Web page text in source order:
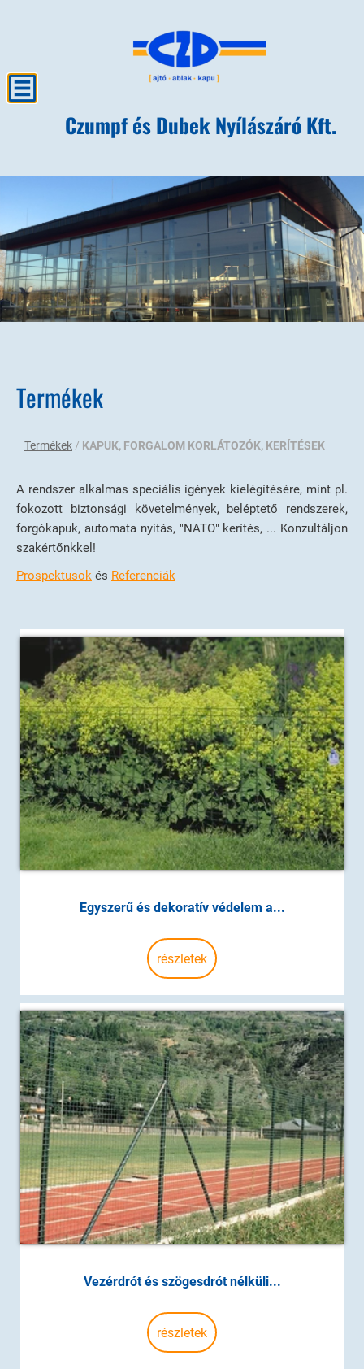
Czumpf és Dubek Nyílászáró Kft.
Termékek
Termékek / KAPUK, FORGALOM KORLÁTOZÓK, KERÍTÉSEK
A rendszer alkalmas speciális igények kielégítésére, mint pl.
fokozott biztonsági követelmények, beléptető rendszerek,
forgókapuk, automata nyitás, "NATO" kerítés, ... Konzultáljon
szakértőnkkel!
Prospektusok és Referenciák
Egyszerű és dekoratív védelem a...
részletek
Vezérdrót és szögesdrót nélküli...
részletek